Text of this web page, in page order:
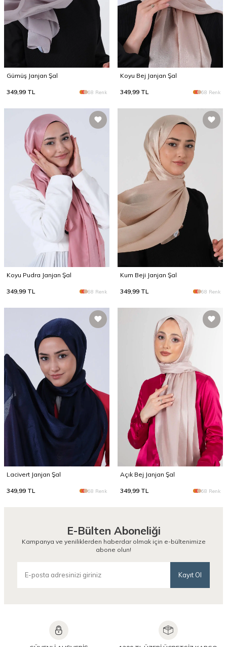
Gümüş Janjan Şal
349,99 TL 68 Renk
Koyu Bej Janjan Şal
349,99 TL 68 Renk
Koyu Pudra Janjan Şal
349,99 TL 68 Renk
Kum Beji Janjan Şal
349,99 TL 68 Renk
Lacivert Janjan Şal
349,99 TL 68 Renk
Açık Bej Janjan Şal
349,99 TL 68 Renk
E-Bülten Aboneliği
Kampanya ve yeniliklerden haberdar olmak için e-bültenimize
abone olun!
Kayıt Ol